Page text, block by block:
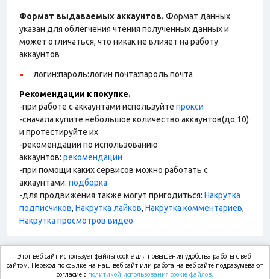
Формат выдаваемых аккаунтов. Формат данных
указан для облегчения чтения полученных данных и
может отличаться, что никак не влияет на работу
аккаунтов
логин:пароль:логин почта:пароль почта
Рекомендации к покупке.
-при работе с аккаунтами используйте прокси
-сначала купите небольшое количество аккаунтов(до 10)
и протестируйте их
-рекомендации по использованию
аккаунтов: рекомендации
-при помощи каких сервисов можно работать с
аккаунтами: подборка
-для продвижения также могут пригодиться: Накрутка
подписчиков, Накрутка лайков, Накрутка комментариев,
Накрутка просмотров видео
market.com
Этот веб-сайт использует файлы cookie для повышения удобства работы с веб-
сайтом. Переход по ссылке на наш веб-сайт или работа на веб-сайте подразумевают
согласие с политикой использования cookie файлов.